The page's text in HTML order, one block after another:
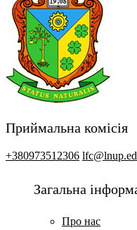
Приймальна комісія
+380973512306
Загальна
Про нас